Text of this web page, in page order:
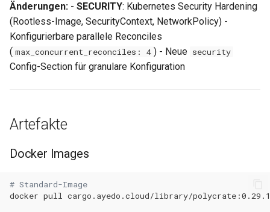
Änderungen: - SECURITY: Kubernetes Security Hardening
(Rootless-Image, SecurityContext, NetworkPolicy) -
Konfigurierbare parallele Reconciles
( max_concurrent_reconciles: 4 ) - Neue security
Config-Section für granulare Konfiguration
Artefakte
Docker Images
# Standard-Image
docker pull